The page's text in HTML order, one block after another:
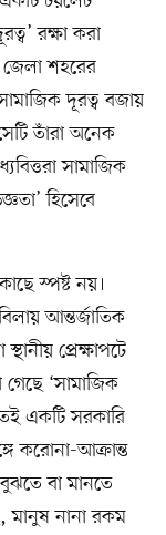
রক্ষা করা
জেলা শহরের
দূরত্ব বজায়
তাঁরা অনেক
সামাজিক
হিসেবে
স্পষ্ট নয়।
আন্তর্জাতিক
প্রেক্ষাপটে
‘সামাজিক
একটি সরকারি
করোনা-আক্রান্ত
বা মানতে
মানুষ নানা রকম